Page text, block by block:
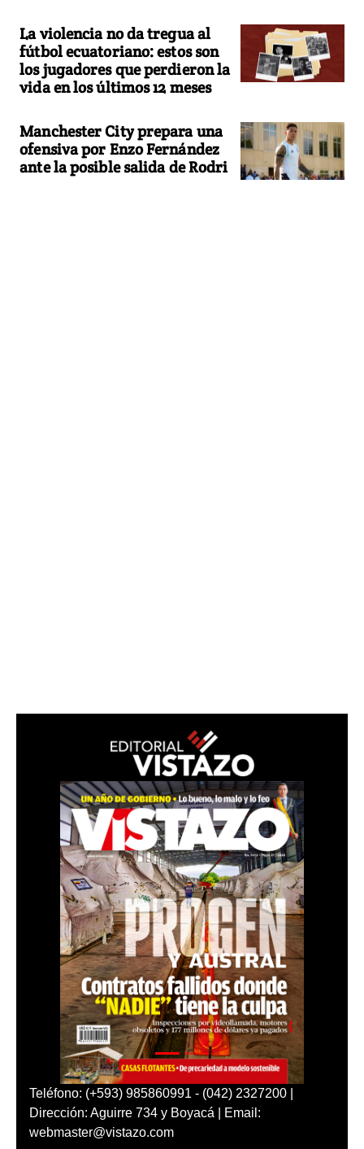
La violencia no da tregua al
fútbol ecuatoriano: estos son
los jugadores que perdieron la
vida en los últimos 12 meses
Manchester City prepara una
ofensiva por Enzo Fernández
ante la posible salida de Rodri
Teléfono: (+593) 985860991 - (042) 2327200 |
Dirección: Aguirre 734 y Boyacá | Email:
webmaster@vistazo.com